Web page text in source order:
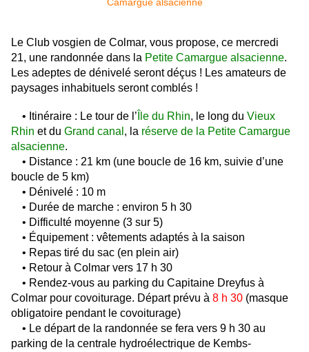
Le Club vosgien de Colmar, vous propose, ce mercredi
21, une randonnée dans la Petite Camargue alsacienne.
Les adeptes de dénivelé seront déçus ! Les amateurs de
paysages inhabituels seront comblés !
• Itinéraire : Le tour de l’ Île du Rhin, le long du Vieux
Rhin et du Grand canal , la réserve de la Petite Camargue
alsacienne.
• Distance : 21 km (une boucle de 16 km, suivie d’une
boucle de 5 km)
• Dénivelé : 10 m
• Durée de marche : environ 5 h 30
• Difficulté moyenne (3 sur 5)
• Équipement : vêtements adaptés à la saison
• Repas tiré du sac (en plein air)
• Retour à Colmar vers 17 h 30
• Rendez-vous au parking du Capitaine Dreyfus à
Colmar pour covoiturage. Départ prévu à 8 h 30 (masque
obligatoire pendant le covoiturage)
• Le départ de la randonnée se fera vers 9 h 30 au
parking de la centrale hydroélectrique de Kembs-